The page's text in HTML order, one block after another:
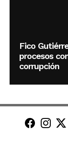
Fico
procesos
corrupción